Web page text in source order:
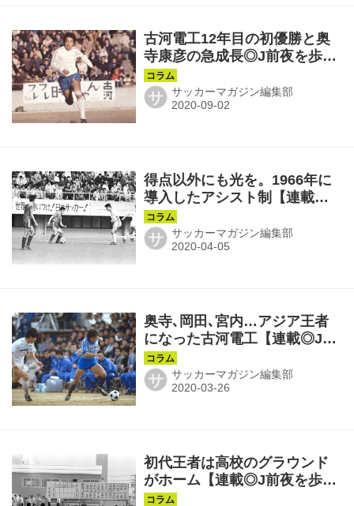
古河電工12年目の初優勝と奥
寺康彦の急成長◎J前夜を歩く
第25回
サ サッカーマガジン編集部
得点以外にも光を。1966年に
導入したアシスト制【連載◎J
前夜を歩く第10回】
サ サッカーマガジン編集部
奥寺､岡田､宮内…アジア王者
になった古河電工【連載◎J前
夜を歩く第9回】
サ サッカーマガジン編集部
初代王者は高校のグラウンド
がホーム【連載◎J前夜を歩く
第1回】